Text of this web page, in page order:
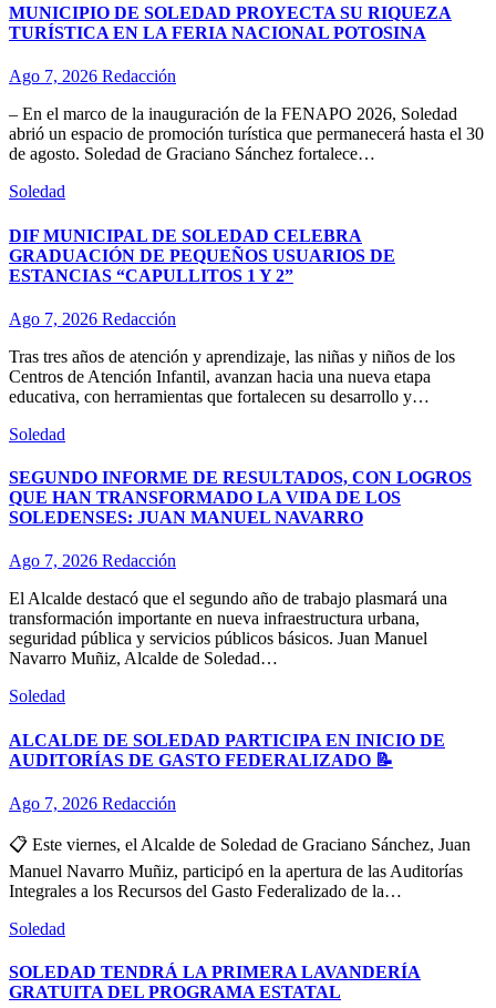
MUNICIPIO DE SOLEDAD PROYECTA SU RIQUEZA
TURÍSTICA EN LA FERIA NACIONAL POTOSINA
Ago 7, 2026 Redacción
– En el marco de la inauguración de la FENAPO 2026, Soledad
abrió un espacio de promoción turística que permanecerá hasta el 30
de agosto. Soledad de Graciano Sánchez fortalece…
Soledad
DIF MUNICIPAL DE SOLEDAD CELEBRA
GRADUACIÓN DE PEQUEÑOS USUARIOS DE
ESTANCIAS “CAPULLITOS 1 Y 2”
Ago 7, 2026 Redacción
Tras tres años de atención y aprendizaje, las niñas y niños de los
Centros de Atención Infantil, avanzan hacia una nueva etapa
educativa, con herramientas que fortalecen su desarrollo y…
Soledad
SEGUNDO INFORME DE RESULTADOS, CON LOGROS
QUE HAN TRANSFORMADO LA VIDA DE LOS
SOLEDENSES: JUAN MANUEL NAVARRO
Ago 7, 2026 Redacción
El Alcalde destacó que el segundo año de trabajo plasmará una
transformación importante en nueva infraestructura urbana,
seguridad pública y servicios públicos básicos. Juan Manuel
Navarro Muñiz, Alcalde de Soledad…
Soledad
ALCALDE DE SOLEDAD PARTICIPA EN INICIO DE
AUDITORÍAS DE GASTO FEDERALIZADO 📝
Ago 7, 2026 Redacción
📋 Este viernes, el Alcalde de Soledad de Graciano Sánchez, Juan
Manuel Navarro Muñiz, participó en la apertura de las Auditorías
Integrales a los Recursos del Gasto Federalizado de la…
Soledad
SOLEDAD TENDRÁ LA PRIMERA LAVANDERÍA
GRATUITA DEL PROGRAMA ESTATAL